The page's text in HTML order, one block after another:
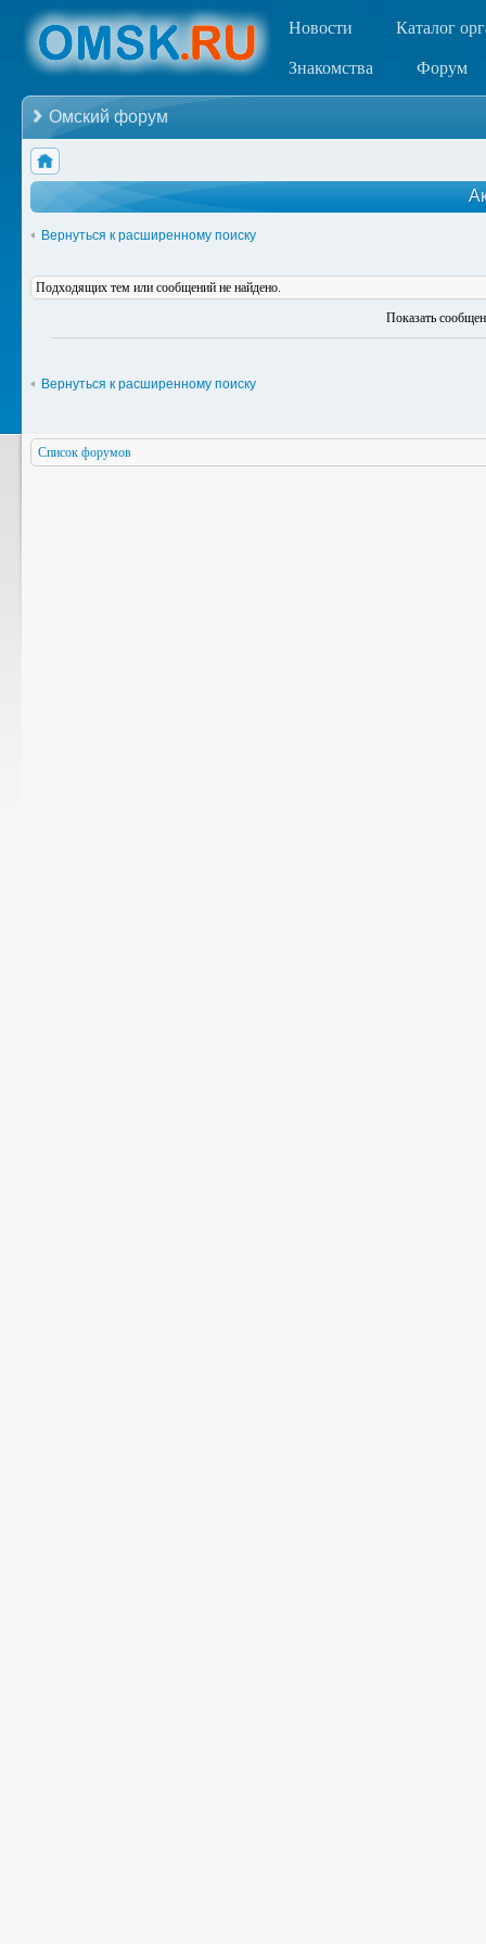
Новости Каталог
Знакомства Форум
Омский форум
Вернуться к расширенному поиску
Подходящих тем или сообщений не найдено.
Показать
Вернуться к расширенному поиску
Список форумов